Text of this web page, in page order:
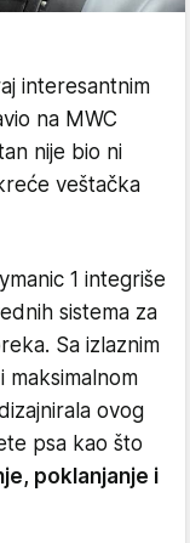
interesantnim
na MWC
nije bio ni
veštačka
1 integriše
sistema za
Sa izlaznim
i maksimalnom
ovog
psa kao što
poklanjanje i